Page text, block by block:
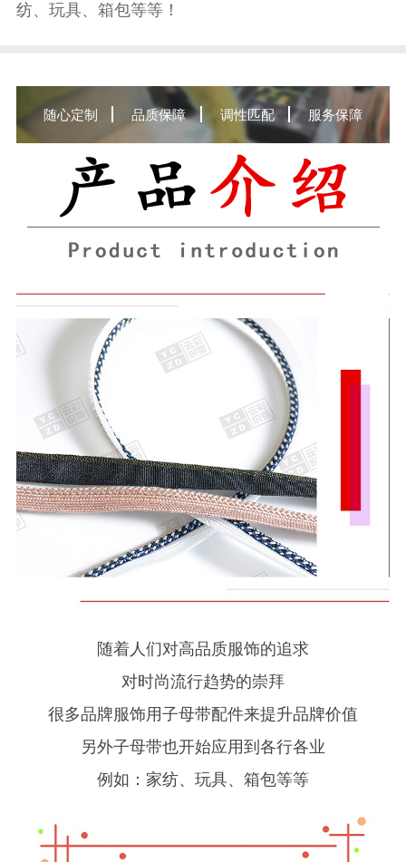
纺、玩具、箱包等等！
随心定制 品质保障 调性匹配 服务保障
随着人们对高品质服饰的追求
对时尚流行趋势的崇拜
很多品牌服饰用子母带配件来提升品牌价值
另外子母带也开始应用到各行各业
例如：家纺、玩具、箱包等等